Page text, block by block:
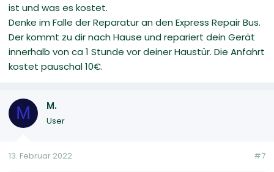
ist und was es kostet.
Denke im Falle der Reparatur an den Express Repair Bus.
Der kommt zu dir nach Hause und repariert dein Gerät
innerhalb von ca 1 Stunde vor deiner Haustür. Die Anfahrt
kostet pauschal 10€.
M M.
User
13. Februar 2022 #7